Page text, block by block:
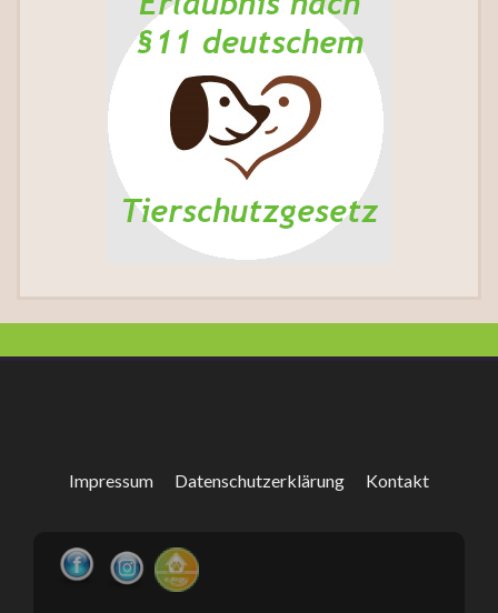
Impressum Datenschutzerklärung Kontakt